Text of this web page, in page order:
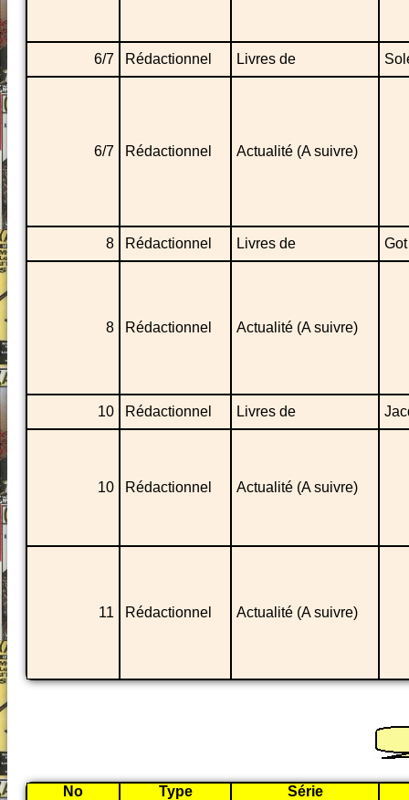
6/7 Rédactionnel Livres de
6/7 Rédactionnel Actualité (A suivre)
8 Rédactionnel Livres de Got
8 Rédactionnel Actualité (A suivre)
10 Rédactionnel Livres de
10 Rédactionnel Actualité (A suivre)
11 Rédactionnel Actualité (A suivre)
No Type
Série